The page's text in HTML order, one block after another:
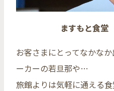
ますもと食
お客さまにとってなかな
ーカーの若旦那や…
旅館よりは気軽に通える食